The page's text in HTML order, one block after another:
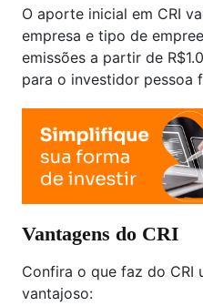
O aporte inicial em CRI
empresa e tipo de
emissões a partir de
para o investidor pessoa
Vantagens do CRI
Confira o que faz do CRI
vantajoso: